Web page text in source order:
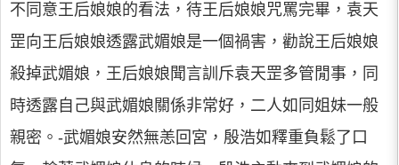
不同意王后娘娘的看法，待王后娘娘咒罵完畢，袁天
罡向王后娘娘透露武媚娘是一個禍害，勸說王后娘娘
殺掉武媚娘，王后娘娘聞言訓斥袁天罡多管閒事，同
時透露自己與武媚娘關係非常好，二人如同姐妹一般
親密。-武媚娘安然無恙回宮，殷浩如釋重負鬆了口